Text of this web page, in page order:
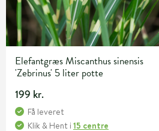
Elefantgræs Miscanthus sinensis
'Zebrinus' 5 liter potte
199 kr.
Få leveret
Klik & Hent i 15 centre